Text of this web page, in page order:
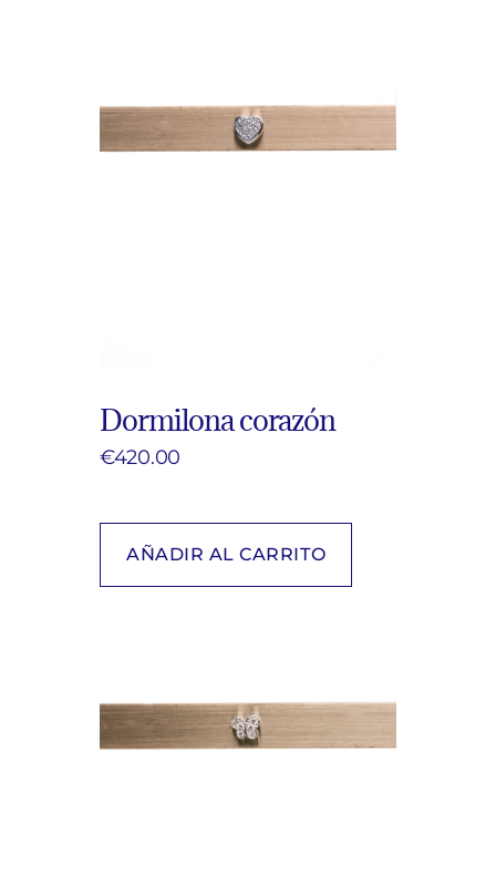
Dormilona corazón
€420.00
AÑADIR AL CARRITO